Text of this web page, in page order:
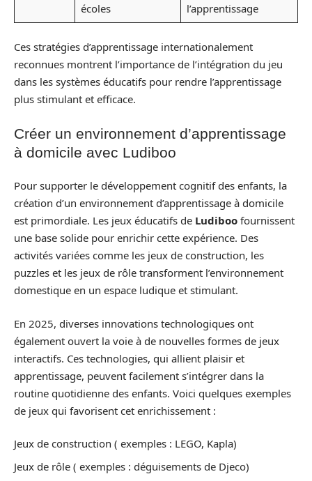
écoles l’apprentissage
Ces stratégies d’apprentissage internationalement
reconnues montrent l’importance de l’intégration du jeu
dans les systèmes éducatifs pour rendre l’apprentissage
plus stimulant et efficace.
Créer un environnement d’apprentissage
à domicile avec Ludiboo
Pour supporter le développement cognitif des enfants, la
création d’un environnement d’apprentissage à domicile
est primordiale. Les jeux éducatifs de Ludiboo fournissent
une base solide pour enrichir cette expérience. Des
activités variées comme les jeux de construction, les
puzzles et les jeux de rôle transforment l’environnement
domestique en un espace ludique et stimulant.
En 2025, diverses innovations technologiques ont
également ouvert la voie à de nouvelles formes de jeux
interactifs. Ces technologies, qui allient plaisir et
apprentissage, peuvent facilement s’intégrer dans la
routine quotidienne des enfants. Voici quelques exemples
de jeux qui favorisent cet enrichissement :
Jeux de construction ( exemples : LEGO, Kapla)
Jeux de rôle ( exemples : déguisements de Djeco)